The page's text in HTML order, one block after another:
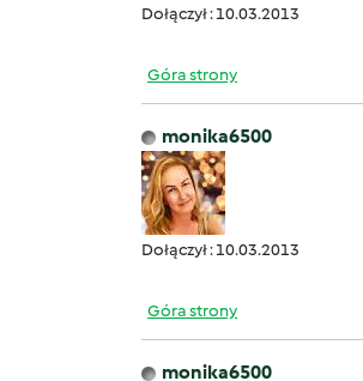
Dołączył : 10.03.2013
Góra strony
monika6500
Dołączył : 10.03.2013
Góra strony
monika6500